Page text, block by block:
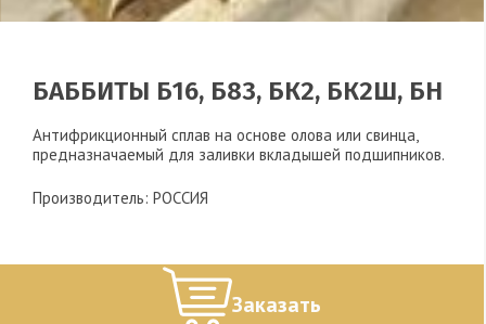
БАББИТЫ Б16, Б83, БК2, БК2Ш, БН
Антифрикционный сплав на основе олова или свинца,
предназначаемый для заливки вкладышей подшипников.
Производитель: РОССИЯ
Заказать